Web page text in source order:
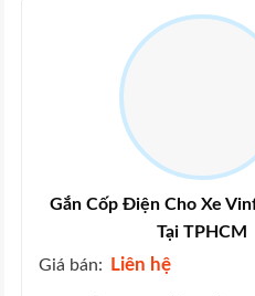
Gắn Cốp Điện Cho Xe
Tại TPHCM
Giá bán:
Liên hệ